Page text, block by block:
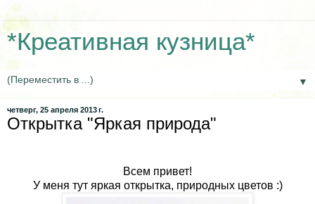
*Креативная кузница*
▼
четверг, 25 апреля 2013 г.
Открытка "Яркая природа"
Всем привет!
У меня тут яркая открытка, природных цветов :)